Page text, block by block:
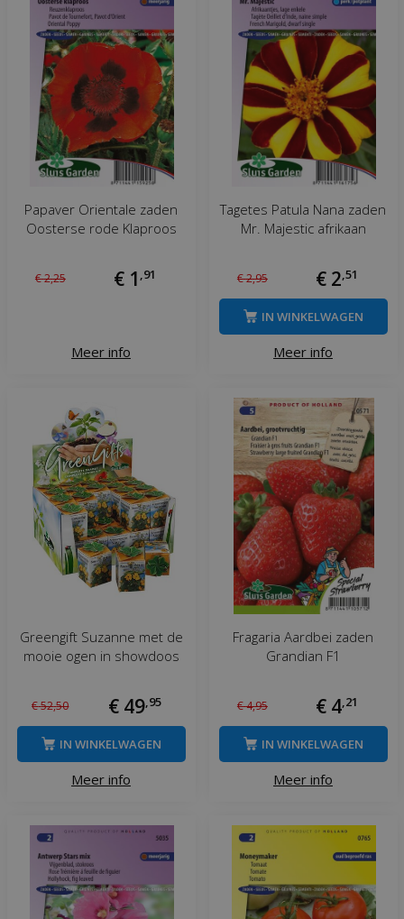
Papaver Orientale zaden
Oosterse rode Klaproos
€2,25 € 1 91
Meer info
Tagetes Patula Nana zaden
Mr. Majestic afrikaan
€2,95 € 2 51
Meer info
IN WINKELWAGEN
Greengift Suzanne met de
mooie ogen in showdoos
€52,50 € 49, 95
Meer info
IN WINKELWAGEN
Fragaria Aardbei zaden
Grandian F1
€4,95 € 4 21
Meer info
IN WINKELWAGEN